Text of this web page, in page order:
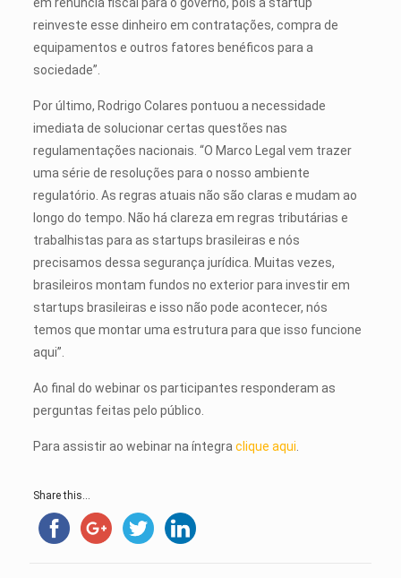
reinveste esse dinheiro em contratações, compra de
equipamentos e outros fatores benéficos para a
sociedade”.
Por último, Rodrigo Colares pontuou a necessidade
imediata de solucionar certas questões nas
regulamentações nacionais. “O Marco Legal vem trazer
uma série de resoluções para o nosso ambiente
regulatório. As regras atuais não são claras e mudam ao
longo do tempo. Não há clareza em regras tributárias e
trabalhistas para as startups brasileiras e nós
precisamos dessa segurança jurídica. Muitas vezes,
brasileiros montam fundos no exterior para investir em
startups brasileiras e isso não pode acontecer, nós
temos que montar uma estrutura para que isso funcione
aqui”.
Ao final do webinar os participantes responderam as
perguntas feitas pelo público.
Para assistir ao webinar na íntegra clique aqui
Share this...